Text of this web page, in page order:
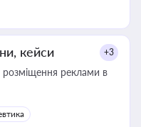
кейси +3
реклами в